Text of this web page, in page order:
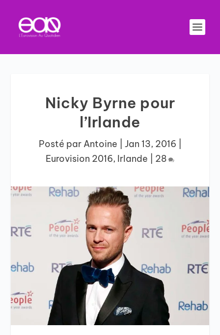
Nicky Byrne pour
l’Irlande
Posté par Antoine Jan 13, 2016
Eurovision 2016, Irlande 28